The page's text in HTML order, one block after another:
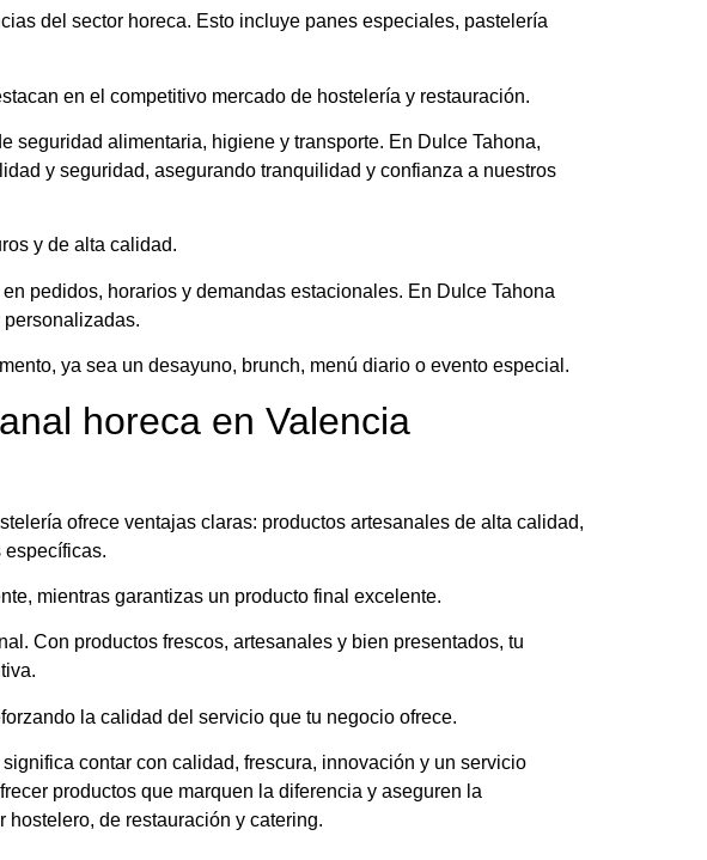
del sector horeca. Esto incluye panes especiales, pastelería
en el competitivo mercado de hostelería y restauración.
seguridad alimentaria, higiene y transporte. En Dulce Tahona,
y seguridad, asegurando tranquilidad y confianza a nuestros
y de alta calidad.
pedidos, horarios y demandas estacionales. En Dulce Tahona
ya sea un desayuno, brunch, menú diario o evento especial.
horeca en Valencia
ofrece ventajas claras: productos artesanales de alta calidad,
específicas.
mientras garantizas un producto final excelente.
Con productos frescos, artesanales y bien presentados, tu
la calidad del servicio que tu negocio ofrece.
contar con calidad, frescura, innovación y un servicio
productos que marquen la diferencia y aseguren la
de restauración y catering.